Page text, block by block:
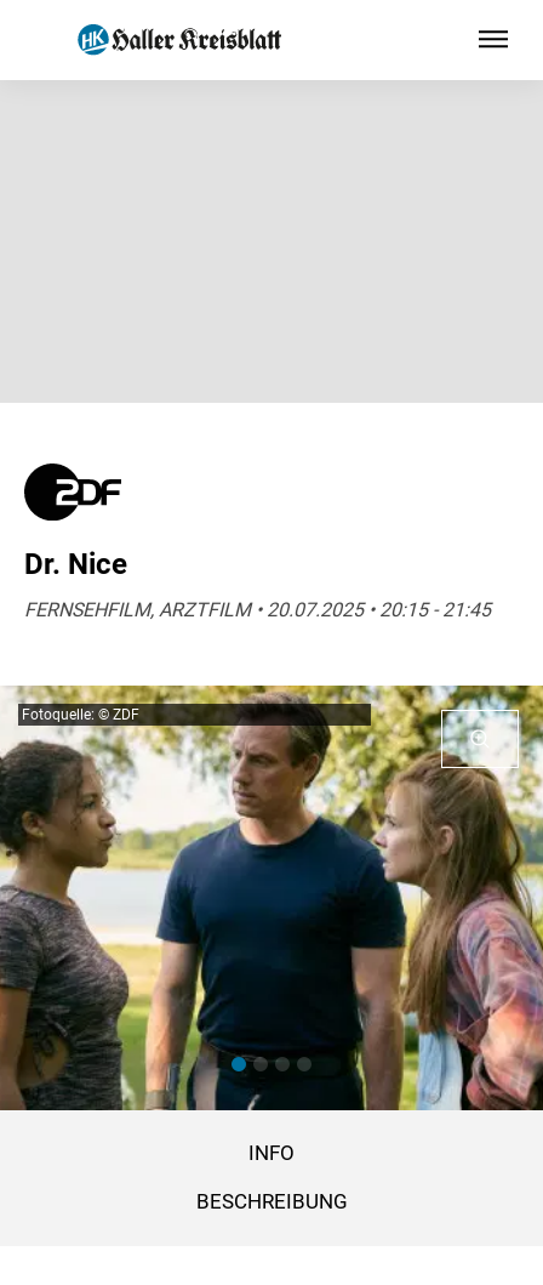
Dr. Nice
FERNSEHFILM, ARZTFILM • 20.07.2025 • 20:15 - 21:45
Fotoquelle: © ZDF
INFO
BESCHREIBUNG